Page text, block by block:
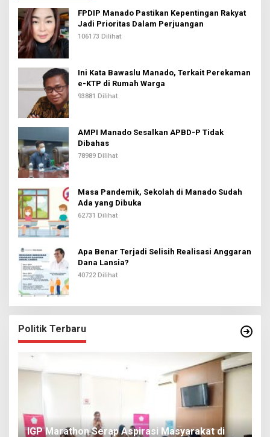
FPDIP Manado Pastikan Kepentingan Rakyat
Jadi Prioritas Dalam Perjuangan
106173 Dilihat
Ini Kata Bawaslu Manado, Terkait Perekaman
e-KTP di Rumah Warga
93881 Dilihat
AMPI Manado Sesalkan APBD-P Tidak
Dibahas
78989 Dilihat
Masa Pandemik, Sekolah di Manado Sudah
Ada yang Dibuka
62731 Dilihat
Apa Benar Terjadi Selisih Realisasi Anggaran
Dana Lansia?
40722 Dilihat
Politik Terbaru
IGP Marathon Serap Aspirasi Masyarakat di